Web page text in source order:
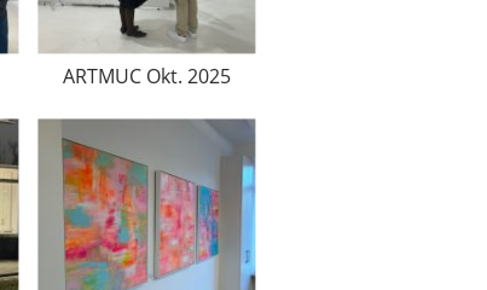
ARTMUC Okt. 2025